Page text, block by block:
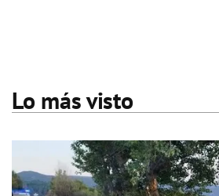
Lo más visto